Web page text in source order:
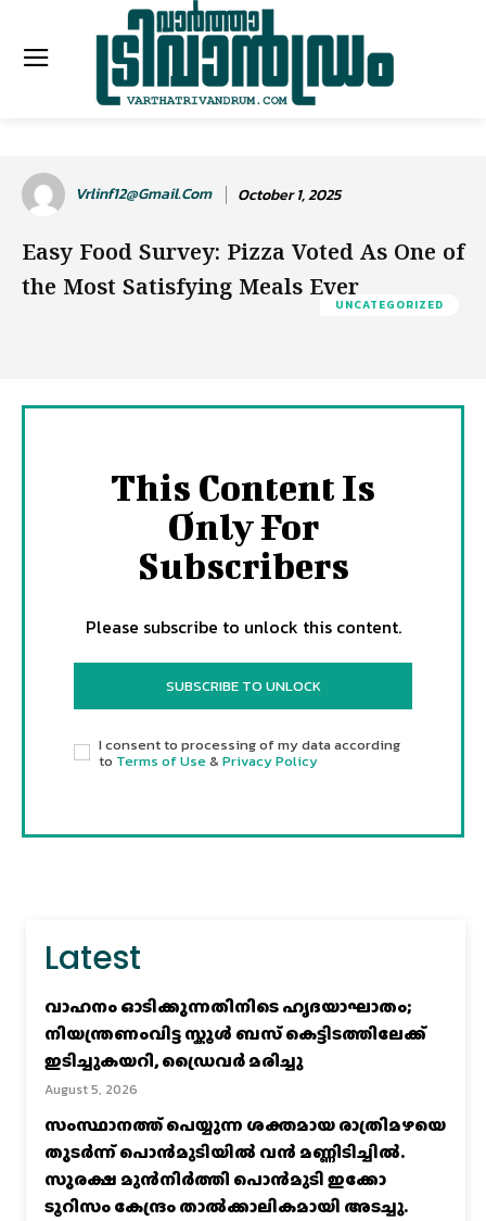
Vrlinf12@gmail.com October 1, 2025
Easy Food Survey: Pizza Voted As One of
the Most Satisfying Meals Ever
UNCATEGORIZED
This Content Is
Only For
Subscribers
Please subscribe to unlock this content.
SUBSCRIBE TO UNLOCK
I consent to processing of my data according
to Terms of Use& Privacy Policy
Latest
വാഹനം ഓടിക്കുന്നതിനിടെ ഹൃദയാഘാതം;
നിയന്ത്രണംവിട്ട സ്കൂൾ ബസ് കെട്ടിടത്തിലേക്ക്
ഇടിച്ചുകയറി, ഡ്രൈവർ മരിച്ചു
August 5, 2026
സംസ്ഥാനത്ത് പെയ്യുന്ന ശക്തമായ രാത്രിമഴയെ
തുടർന്ന് പൊൻമുടിയില്‍ വൻ മണ്ണിടിച്ചില്‍.
സുരക്ഷ മുൻനിർത്തി പൊൻമുടി ഇക്കോ
ടൂറിസം കേന്ദ്രം താല്‍ക്കാലികമായി അടച്ചു.